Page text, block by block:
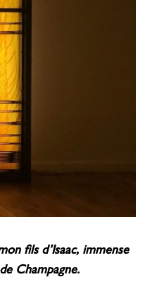
fils d’Isaac, immense
Champagne.